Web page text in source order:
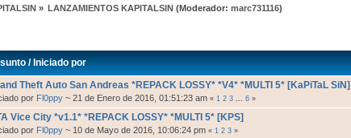
» LANZAMIENTOS KAPITALSIN (Moderador:marc731116)
/Iniciado por
Theft Auto San Andreas *REPACK LOSSY* *V4* *MULTI 5* [KaPiTaL SiN]
por Fl0ppy ~ 21 de Enero de 2016, 01:51:23 am« 1 2 3 ...6 »
Vice City *v1.1* *REPACK LOSSY* *MULTI 5* [KPS]
por Fl0ppy ~ 10 de Mayo de 2016, 10:06:24 pm« 1 2 3 »